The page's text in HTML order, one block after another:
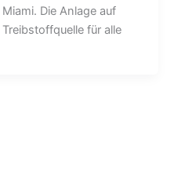
Die Anlage auf
für alle